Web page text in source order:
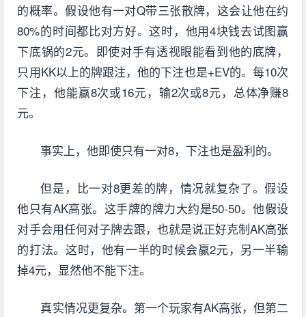
的概率。假设他有一对Q带三张散牌，这会让他在约
80%的时间都比对方好。这时，他用4块钱去试图赢
下底锅的2元。即使对手有透视眼能看到他的底牌，
只用KK以上的牌跟注，他的下注也是+EV的。每10次
下注，他能赢8次或16元，输2次或8元，总体净赚8
元。
事实上，他即使只有一对8，下注也是盈利的。
但是，比一对8更差的牌，情况就复杂了。假设
他只有AK高张。这手牌的牌力大约是50-50。他假设
对手会用任何对子牌去跟，也就是说正好克制AK高张
的打法。这时，他有一半的时候会赢2元，另一半输
掉4元，显然他不能下注。
真实情况更复杂。第一个玩家有AK高张，但第二